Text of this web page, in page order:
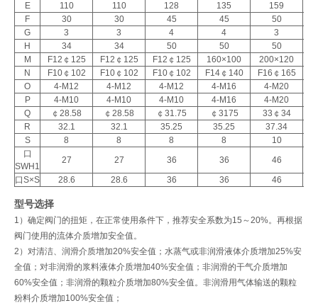
E
110 110 128 135
159
F
30 30 45 45
50
G
3 3 4 4
3
H
34 34 50 50
50
M
F12￠125 F12￠125 F12￠125 160×100 200×120
N
F10￠102 F10￠102 F10￠102 F14￠140 F16￠165
O
4-M12 4-M12 4-M12 4-M16 4-M20
P
4-M10 4-M10 4-M10 4-M16 4-M20
Q
￠28.58 ￠28.58 ￠31.75 ￠3175 33￠34
R
32.1 32.1 35.25 35.25
37.34
S
8 8 8 8
10
口
SWH1
27 27 36 36
46
口S×S
28.6 28.6 36 36 46
型号选择
1）确定阀门的扭矩，在正常使用条件下，推荐安全系数为15～20%。再根据
阀门使用的流体介质增加安全值。
2）对清洁、润滑介质增加20%安全值；水蒸气或非润滑液体介质增加25%安
全值；对非润滑的浆料液体介质增加40%安全值；非润滑的干气介质增加
60%安全值；非润滑的颗粒介质增加80%安全值。非润滑用气体输送的颗粒
粉料介质增加100%安全值；